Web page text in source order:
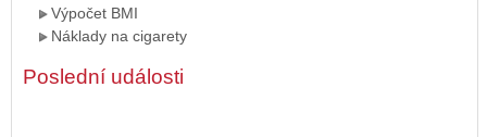
Výpočet BMI
Náklady na cigarety
Poslední události